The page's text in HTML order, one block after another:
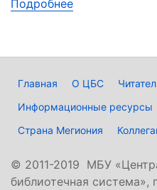
Подробнее
Главная О ЦБС
Информационные ресурсы
Страна Мегиония
© 2011-2019 МБУ
библиотечная система»,